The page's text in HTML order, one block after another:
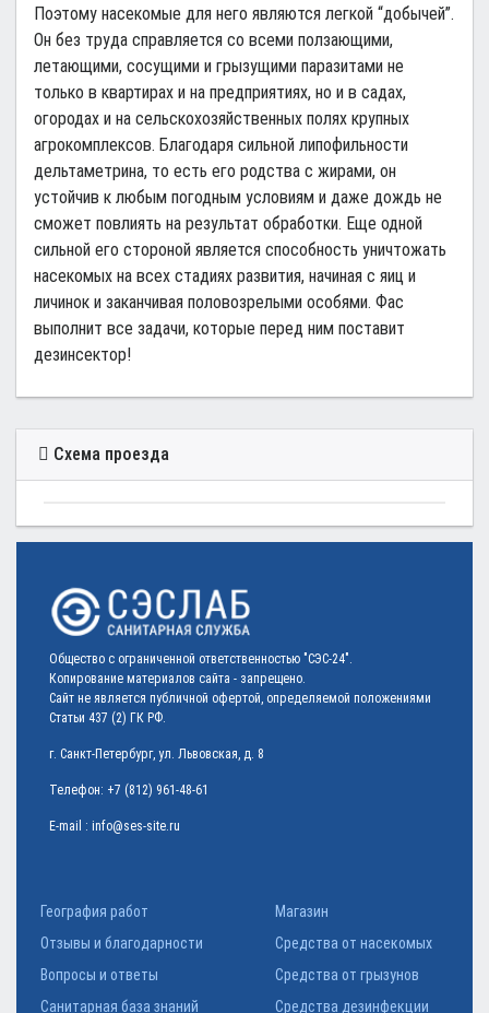
Поэтому насекомые для него являются легкой “добычей”.
Он без труда справляется со всеми ползающими,
летающими, сосущими и грызущими паразитами не
только в квартирах и на предприятиях, но и в садах,
огородах и на сельскохозяйственных полях крупных
агрокомплексов. Благодаря сильной липофильности
дельтаметрина, то есть его родства с жирами, он
устойчив к любым погодным условиям и даже дождь не
сможет повлиять на результат обработки. Еще одной
сильной его стороной является способность уничтожать
насекомых на всех стадиях развития, начиная с яиц и
личинок и заканчивая половозрелыми особями. Фас
выполнит все задачи, которые перед ним поставит
дезинсектор!
Схема проезда
Общество с ограниченной ответственностью "СЭС-24".
Копирование материалов сайта - запрещено.
Сайт не является публичной офертой, определяемой положениями
Статьи 437 (2) ГК РФ.
г. Санкт-Петербург, ул. Львовская, д. 8
Телефон: +7 (812) 961-48-61
E-mail : info@ses-site.ru
География работ
Отзывы и благодарности
Вопросы и ответы
Санитарная база знаний
Магазин
Средства от насекомых
Средства от грызунов
Средства дезинфекции